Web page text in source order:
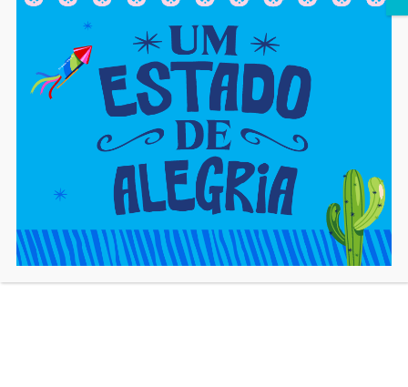
Confira como fica o tempo
no primeiro dia de Carnaval
em Cajazeiras
CARNAVAL DE CAJAZEIRAS
terá monitoramento por
câmeras de reconhecimento
cjadm
https://cajaon.com.br